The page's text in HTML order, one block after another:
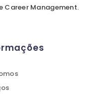
Career Management.